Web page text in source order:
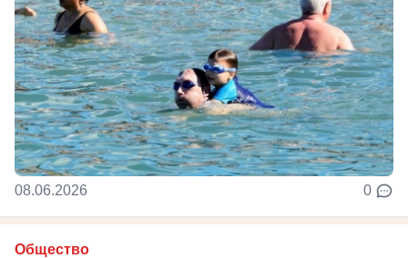
08.06.2026 0
Общество